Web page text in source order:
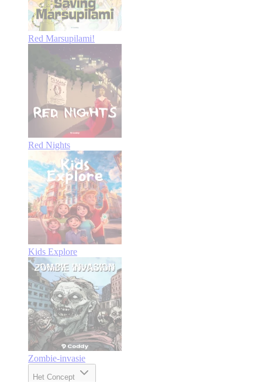
Red Marsupilami!
Red Nights
Kids Explore
Zombie-invasie
Het Concept